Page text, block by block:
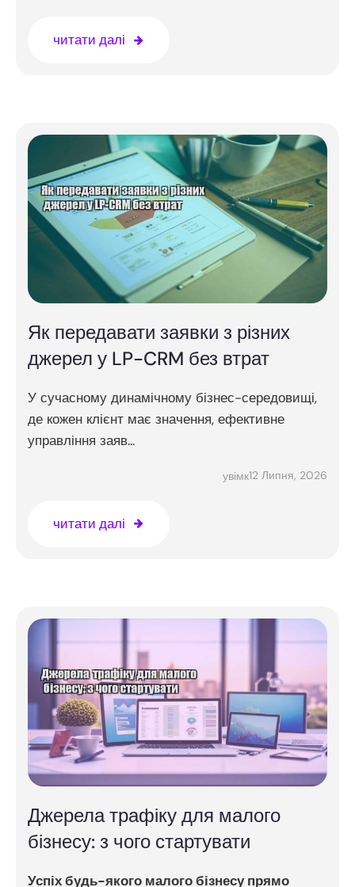
читати далі
Як передавати заявки з різних
джерел у LP-CRM без втрат
У сучасному динамічному бізнес-середовищі,
де кожен клієнт має значення, ефективне
управління заяв...
увімк12 Липня, 2026
читати далі
Джерела трафіку для малого
бізнесу: з чого стартувати
Успіх будь-якого малого бізнесу прямо